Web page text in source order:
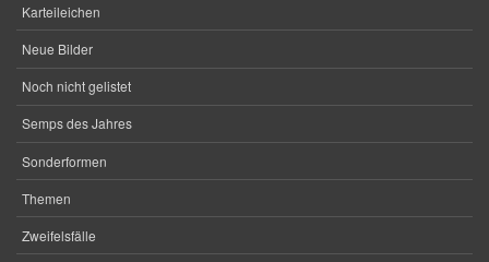
Karteileichen
Neue Bilder
Noch nicht gelistet
Semps des Jahres
Sonderformen
Themen
Zweifelsfälle